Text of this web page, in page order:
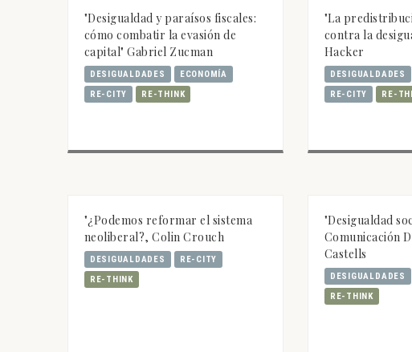
"Desigualdad y paraísos fiscales:
cómo combatir la evasión de
capital" Gabriel Zucman
DESIGUALDADES
ECONOMÍA
RE-CITY
RE-THINK
"La
contra la
Hacker
DESIGUALDADES
RE-CITY
RE-
"¿Podemos reformar el sistema
neoliberal?, Colin Crouch
DESIGUALDADES
RE-CITY
RE-THINK
"Desigualdad
Comunicación
Castells
DESIGUALDADES
RE-THINK